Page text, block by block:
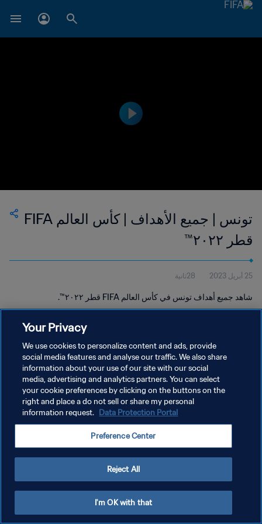
تونس | جميع الأهداف | كأس العالم FIFA
قطر ٢٠٢٢™
25 أبريل 2023 28ثانية
شاهد جميع أهداف تونس في كأس العالم FIFA قطر ٢٠٢٢™.
سياسة الخصوصية
شروط الخدمة
إدارة تفضيلات ملفات تعريف الارتباط
Your Privacy
We use cookies to personalize content and ads, provide
social media features and analyse our traffic. We also share
information about your use of our site with our social
media, advertising and analytics partners. You can select
your cookie preferences by clicking on the buttons on the
right and place a do not sell or share my personal
information request. Data Protection Portal
Preference Center
Reject All
I'm OK with that